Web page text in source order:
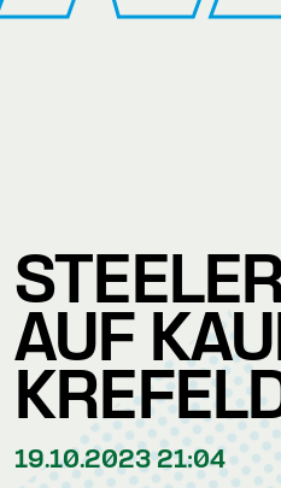
AUF
19.10.2023 21:04